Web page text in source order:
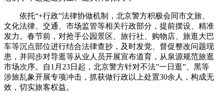
依托“+行政”法律协做机制，北京警方积极会同市文旅、
文化法律、交通、市场监管等相关行政部分，提前摆设、精准
发力。春节前，对抢手公园景区、旅行社、购物店、旅逛大巴
车等沉点部位进行结合法律查抄，及时发觉、督促整改问题现
患，并同步对导逛等从业人员开展宣布道育，从泉源规范旅逛
市场次序。自1月23日起，北京警方针对不法”一日逛”、黑等
涉旅乱象开展专项冲击，抓获做行政以上处置30余人，构成无
效，切实旅客权益。